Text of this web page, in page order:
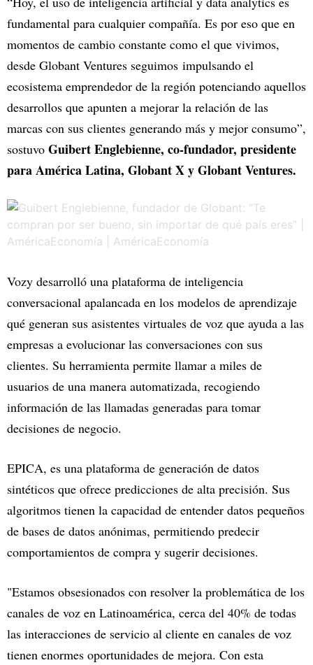
fundamental para cualquier compañía. Es por eso que en
momentos de cambio constante como el que vivimos,
desde Globant Ventures seguimos impulsando el
ecosistema emprendedor de la región potenciando aquellos
desarrollos que apunten a mejorar la relación de las
marcas con sus clientes generando más y mejor consumo”,
sostuvo Guibert Englebienne, co-fundador, presidente
para América Latina, Globant X y Globant Ventures.
Vozy desarrolló una plataforma de inteligencia
conversacional apalancada en los modelos de aprendizaje
qué generan sus asistentes virtuales de voz que ayuda a las
empresas a evolucionar las conversaciones con sus
clientes. Su herramienta permite llamar a miles de
usuarios de una manera automatizada, recogiendo
información de las llamadas generadas para tomar
decisiones de negocio.
EPICA, es una plataforma de generación de datos
sintéticos que ofrece predicciones de alta precisión. Sus
algoritmos tienen la capacidad de entender datos pequeños
de bases de datos anónimas, permitiendo predecir
comportamientos de compra y sugerir decisiones.
"Estamos obsesionados con resolver la problemática de los
canales de voz en Latinoamérica, cerca del 40% de todas
las interacciones de servicio al cliente en canales de voz
tienen enormes oportunidades de mejora. Con esta